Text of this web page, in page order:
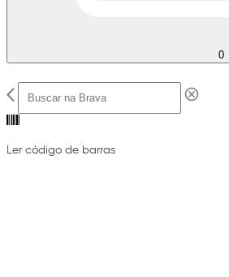
0
Ler código de barras